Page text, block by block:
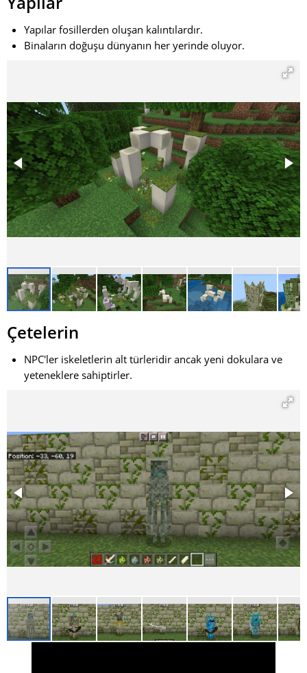
Yapılar fosillerden oluşan kalıntılardır.
Binaların doğuşu dünyanın her yerinde oluyor.
Çetelerin
NPC'ler iskeletlerin alt türleridir ancak yeni dokulara ve
yeteneklere sahiptirler.